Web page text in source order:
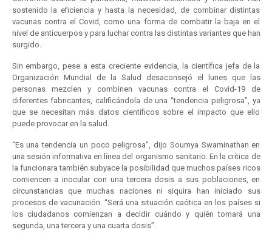
sostenido la eficiencia y hasta la necesidad, de combinar distintas
vacunas contra el Covid, como una forma de combatir la baja en el
nivel de anticuerpos y para luchar contra las distintas variantes que han
surgido.
Sin embargo, pese a esta creciente evidencia, la científica jefa de la
Organización Mundial de la Salud desaconsejó el lunes que las
personas mezclen y combinen vacunas contra el Covid-19 de
diferentes fabricantes, calificándola de una “tendencia peligrosa”, ya
que se necesitan más datos científicos sobre el impacto que ello
puede provocar en la salud.
“Es una tendencia un poco peligrosa”, dijo Soumya Swaminathan en
una sesión informativa en línea del organismo sanitario. En la crítica de
la funcionara también subyace la posibilidad que muchos países ricos
comiencen a inocular con una tercera dosis a sus poblaciones, en
circunstancias que muchas naciones ni siquira han iniciado sus
procesos de vacunación. “Será una situación caótica en los países si
los ciudadanos comienzan a decidir cuándo y quién tomará una
segunda, una tercera y una cuarta dosis”.